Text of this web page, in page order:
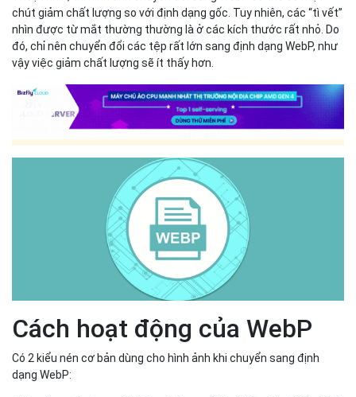
chút giảm chất lượng so với định dạng gốc. Tuy nhiên, các “tì vết”
nhìn được từ mắt thường thường là ở các kích thước rất nhỏ. Do
đó, chỉ nên chuyển đổi các tệp rất lớn sang định dạng WebP, như
vậy việc giảm chất lượng sẽ ít thấy hơn.
Cách hoạt động của WebP
Có 2 kiểu nén cơ bản dùng cho hình ảnh khi chuyển sang định
dạng WebP: